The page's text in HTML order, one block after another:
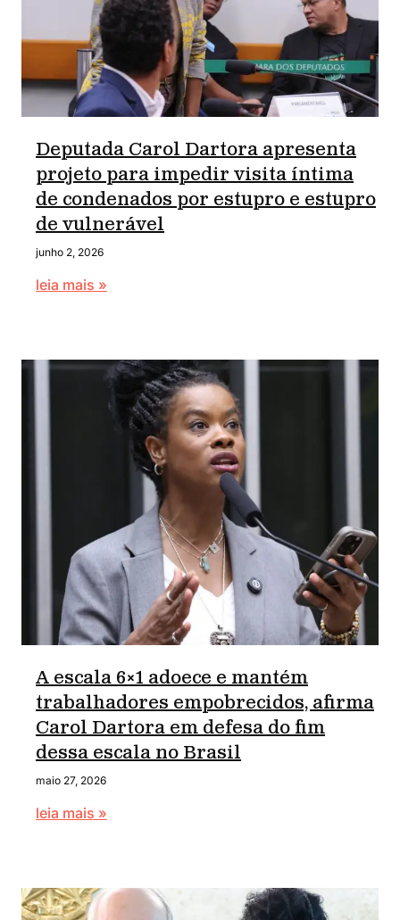
Deputada Carol Dartora apresenta
projeto para impedir visita íntima
de condenados por estupro e estupro
de vulnerável
junho 2, 2026
leia mais »
A escala 6×1 adoece e mantém
trabalhadores empobrecidos, afirma
Carol Dartora em defesa do fim
dessa escala no Brasil
maio 27, 2026
leia mais »